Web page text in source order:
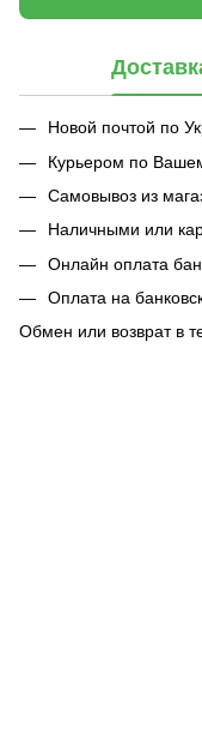
Новой почтой по
Курьером по
Самовывоз из
Наличными или
Онлайн оплата
Оплата на
Обмен или возврат в